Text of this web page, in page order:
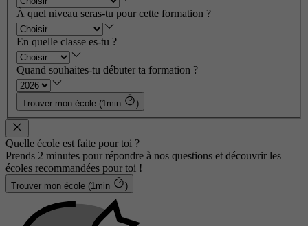
À quel niveau seras-tu pour cette formation ?
En quelle classe es-tu ?
Quand souhaites-tu débuter ta formation ?
Trouver mon école (1min )
Quelle école est faite pour toi ?
Prends 2 minutes pour répondre à nos questions et découvrir les
écoles recommandées pour toi !
Trouver mon école (1min )